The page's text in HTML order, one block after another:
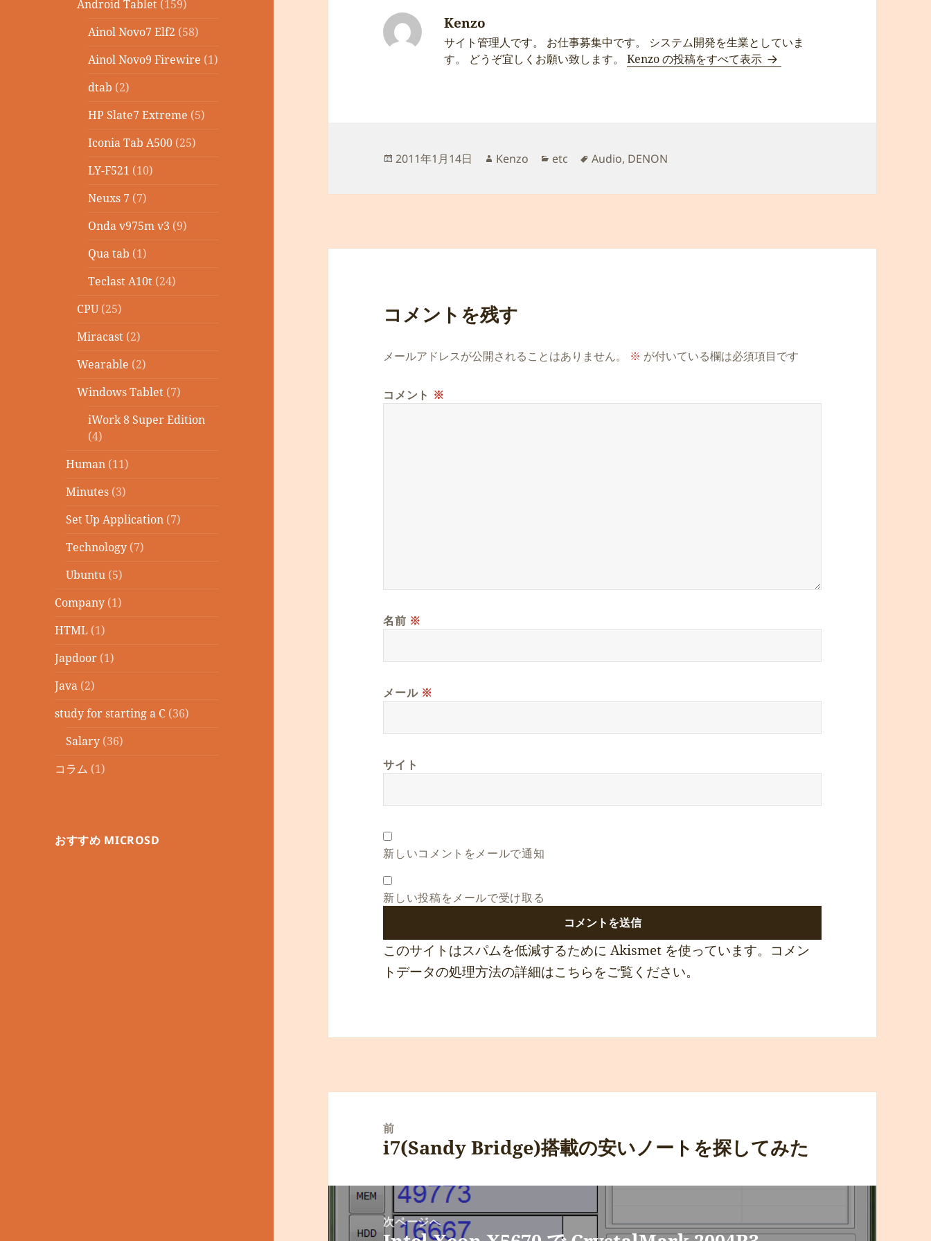
Android Tablet (159)
Ainol Novo7 Elf2 (58)
Ainol Novo9 Firewire (1)
dtab (2)
HP Slate7 Extreme (5)
Iconia Tab A500 (25)
LY-F521 (10)
Neuxs 7 (7)
Onda v975m v3 (9)
Qua tab (1)
Teclast A10t (24)
CPU(25)
Miracast (2)
Wearable (2)
Windows Tablet (7)
iWork 8 Super Edition
(4)
Human (11)
Minutes (3)
Set Up Application (7)
Technology (7)
Ubuntu (5)
Company (1)
HTML (1)
Japdoor (1)
Java (2)
study for starting a C (36)
Salary (36)
コラム (1)
おすすめ MICROSD
Kenzo
サイト管理人です。 お仕事募集中です。 システム開発を生業としていま
す。 どうぞ宜しくお願い致します。Kenzo の投稿をすべて表示
投
日:
2011年1月14日
作
者
Kenzo
カ
ゴ
etc
タ
Audio, DENON
コメントを残す
メールアドレスが公開されることはありません。 ※ が付いている欄は必須項目です
コメント ※
名前 ※
メール ※
サイト
新しいコメントをメールで通知
新しい投稿をメールで受け取る
このサイトはスパムを低減するために Akismet を使っています。
コメン
トデータの処理方法の詳細はこちらをご覧ください。
ゲ
前
前
投
稿:
i7(Sandy Bridge)搭載の安いノートを探してみた
次ページへ